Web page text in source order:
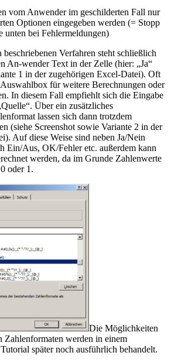
vom Anwender im geschilderten Fall nur
Optionen eingegeben werden (= Stopp
unten bei Fehlermeldungen)
beschriebenen Verfahren steht schließlich
An-wender Text in der Zelle (hier: „Ja“
1 in der zugehörigen Excel-Datei). Oft
für weitere Berechnungen oder
In diesem Fall empfiehlt sich die Eingabe
Über ein zusätzliches
lassen sich dann trotzdem
(siehe Screenshot sowie Variante 2 in der
Auf diese Weise sind neben Ja/Nein
Ein/Aus, OK/Fehler etc. außerdem kann
werden, da im Grunde Zahlenwerte
oder 1.
Die Möglichkeiten
Zahlenformaten werden in einem
später noch ausführlich behandelt.